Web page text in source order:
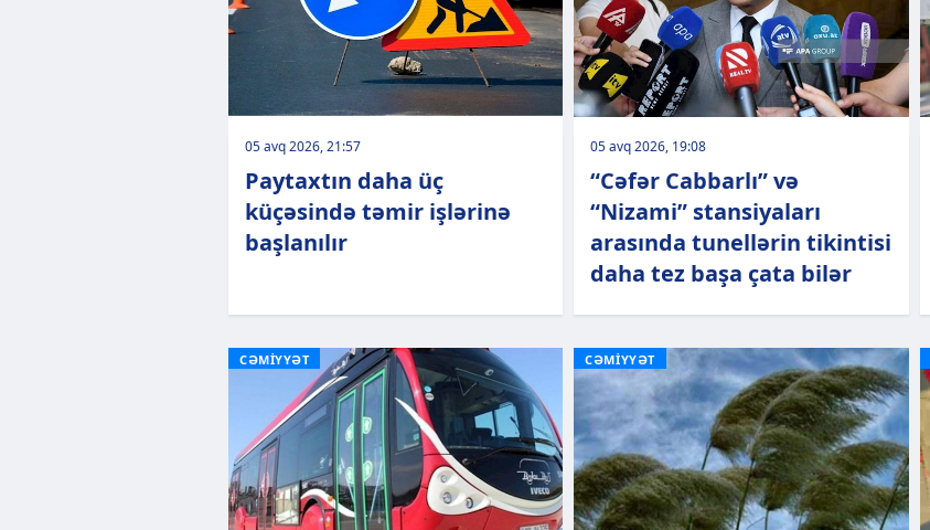
05 avq 2026, 21:57
Paytaxtın daha üç
küçəsində təmir işlərinə
başlanılır
05 avq 2026, 19:08
“Cəfər Cabbarlı” və
“Nizami” stansiyaları
arasında tunellərin tikintisi
daha tez başa çata bilər
CƏMİYYƏT CƏMİYYƏT